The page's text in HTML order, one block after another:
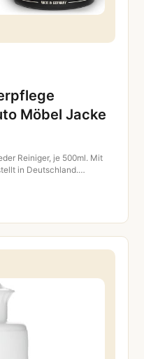
Möbel Jacke
Reiniger, je 500ml. Mit
in Deutschland.…